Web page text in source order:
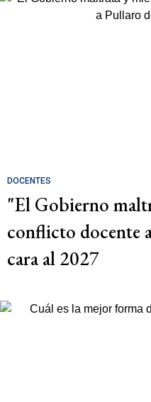
DOCENTES
"El Gobierno
conflicto docente
cara al 2027